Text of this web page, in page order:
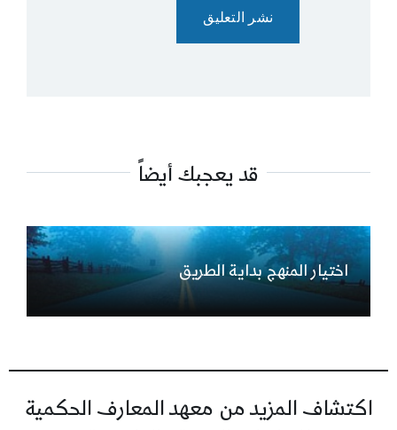
قد يعجبك أيضاً
اختيار المنهج بداية الطريق
اكتشاف المزيد من معهد المعارف الحكمية